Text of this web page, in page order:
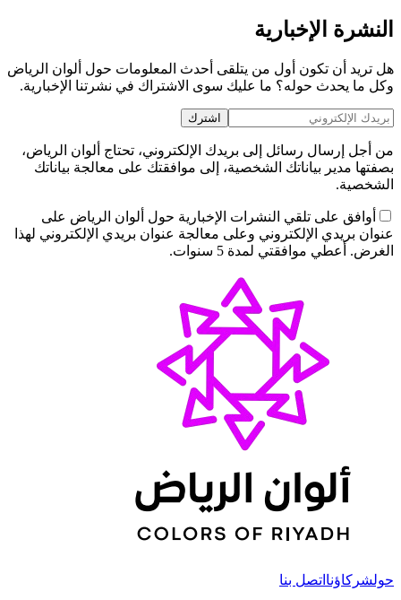
النشرة الإخبارية
هل تريد أن تكون أول من يتلقى أحدث المعلومات حول ألوان الرياض
وكل ما يحدث حوله؟ ما عليك سوى الاشتراك في نشرتنا الإخبارية.
اشترك
من أجل إرسال رسائل إلى بريدك الإلكتروني، تحتاج ألوان الرياض،
بصفتها مدير بياناتك الشخصية، إلى موافقتك على معالجة بياناتك
الشخصية.
أوافق على تلقي النشرات الإخبارية حول ألوان الرياض على
عنوان بريدي الإلكتروني وعلى معالجة عنوان بريدي الإلكتروني لهذا
الغرض. أعطي موافقتي لمدة 5 سنوات.
حولشركاؤنا اتصل بنا